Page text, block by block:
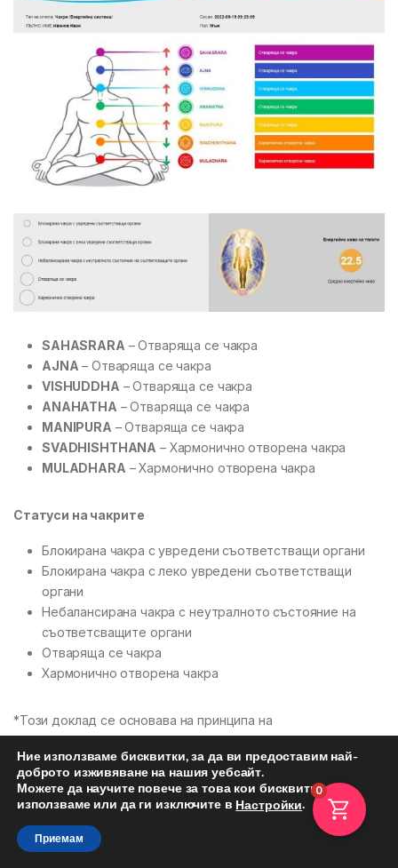
SAHASRARA – Отваряща се чакра
AJNA – Отваряща се чакра
VISHUDDHA – Отваряща се чакра
ANAHATHA – Отваряща се чакра
MANIPURA – Отваряща се чакра
SVADHISHTHANA – Хармонично отворена чакра
MULADHARA – Хармонично отворена чакра
Статуси на чакрите
Блокирана чакра с увредени съответстващи органи
Блокирана чакра с леко увредени съответстващи
органи
Небалансирана чакра с неутралното състояние на
съответсващите органи
Отваряща се чакра
Хармонично отворена чакра
*Този доклад се основава на принципа на
математическото моделиране, основаващо се на тестове
за здравословното състояние на органите и телесните
системи, с възможност за визуализиране на общото
състояние на органите и телесните системи в 7 сегмента
(“чакра”), което се отразява под формата на “затворена,
неутрална или отворена чакра”.
Ние използваме бисквитки, за да ви предоставим най-
доброто изживяване на нашия уебсайт.
Можете да научите повече за това кои бисквитки
използваме или да ги изключите в Настройки.
Приемам
0